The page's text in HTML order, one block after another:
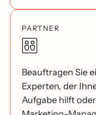
PARTNER
Beauftragen Sie
Experten, der
Aufgabe hilft